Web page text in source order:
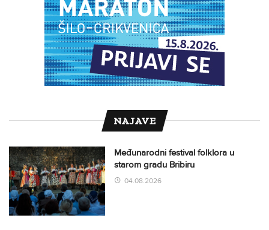
NAJAVE
Međunarodni festival folklora u
starom gradu Bribiru
04.08.2026